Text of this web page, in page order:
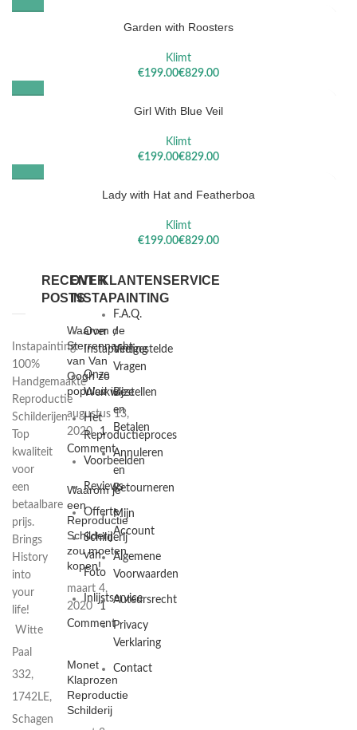
Garden with Roosters
Klimt
€
€
Girl With Blue Veil
Klimt
€
€
Lady with Hat and Featherboa
Klimt
€
€
Instapainting:
100%
Handgemaakte
Reproductie
Schilderijen.
Top
kwaliteit
voor
een
betaalbare
prijs.
Brings
History
into
your
life!
Witte
Paal
332,
1742LE,
Schagen
RECENT
POSTS
Waarom de
Sterrennacht
van Van
Gogh zo
populair is
augustus 13,
2020
1
Comment
Waarom je
een
Reproductie
Schilderij
zou moeten
kopen!
maart 4,
2020
1
Comment
Monet
Klaprozen
Reproductie
Schilderij
OVER
INSTAPAINTING
Over
Instapainting
Onze
Werkwijze
Het
Reproductieproces
Voorbeelden
Reviews
Offerte
Schilderij
van
Foto
Inlijstservice
KLANTENSERVICE
F.A.Q.
/
Veelgestelde
Vragen
Bestellen
en
Betalen
Annuleren
en
Retourneren
Mijn
Account
Algemene
Voorwaarden
Auteursrecht
Privacy
Verklaring
Contact